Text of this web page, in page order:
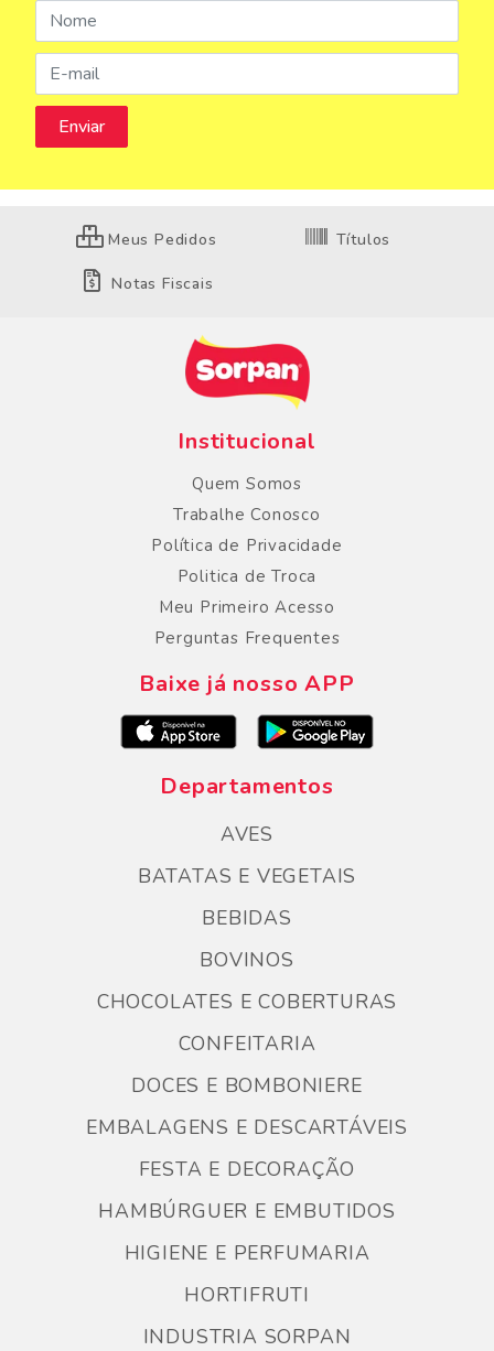
Meus Pedidos Títulos
Notas Fiscais
Institucional
Quem Somos
Trabalhe Conosco
Política de Privacidade
Politica de Troca
Meu Primeiro Acesso
Perguntas Frequentes
Baixe já nosso APP
Departamentos
AVES
BATATAS E VEGETAIS
BEBIDAS
BOVINOS
CHOCOLATES E COBERTURAS
CONFEITARIA
DOCES E BOMBONIERE
EMBALAGENS E DESCARTÁVEIS
FESTA E DECORAÇÃO
HAMBÚRGUER E EMBUTIDOS
HIGIENE E PERFUMARIA
HORTIFRUTI
INDUSTRIA SORPAN